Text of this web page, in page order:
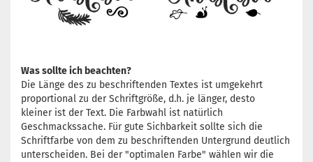
Was sollte ich beachten?
Die Länge des zu beschriftenden Textes ist umgekehrt
proportional zu der Schriftgröße, d.h. je länger, desto
kleiner ist der Text. Die Farbwahl ist natürlich
Geschmackssache. Für gute Sichbarkeit sollte sich die
Schriftfarbe von dem zu beschriftenden Untergrund deutlich
unterscheiden. Bei der "optimalen Farbe" wählen wir die